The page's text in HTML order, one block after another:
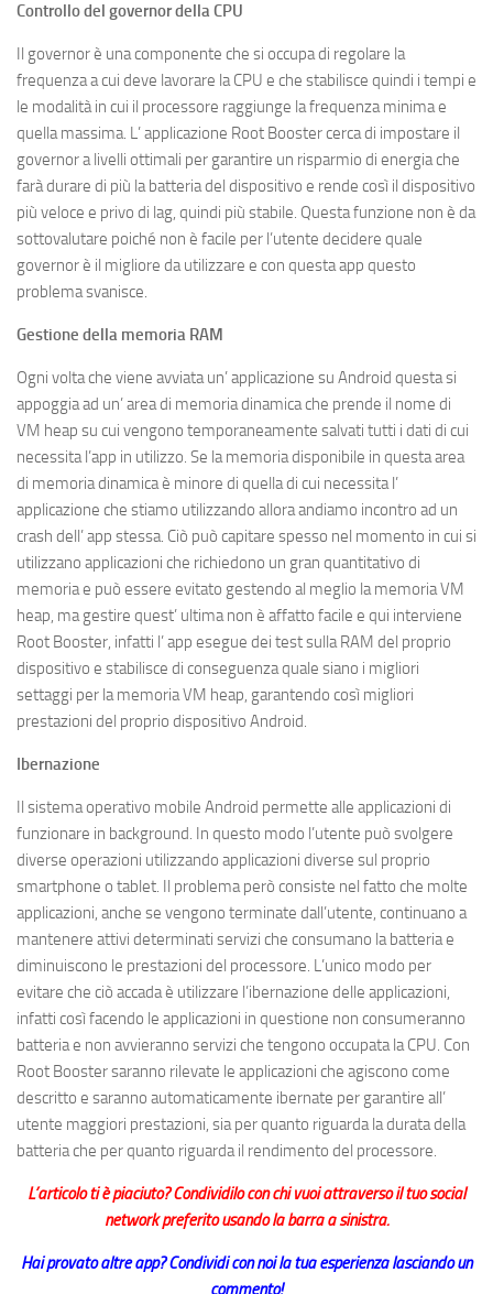
Controllo del governor della CPU
Il governor è una componente che si occupa di regolare la
frequenza a cui deve lavorare la CPU e che stabilisce quindi i tempi e
le modalità in cui il processore raggiunge la frequenza minima e
quella massima. L’ applicazione Root Booster cerca di impostare il
governor a livelli ottimali per garantire un risparmio di energia che
farà durare di più la batteria del dispositivo e rende così il dispositivo
più veloce e privo di lag, quindi più stabile. Questa funzione non è da
sottovalutare poiché non è facile per l’utente decidere quale
governor è il migliore da utilizzare e con questa app questo
problema svanisce.
Gestione della memoria RAM
Ogni volta che viene avviata un’ applicazione su Android questa si
appoggia ad un’ area di memoria dinamica che prende il nome di
VM heap su cui vengono temporaneamente salvati tutti i dati di cui
necessita l’app in utilizzo. Se la memoria disponibile in questa area
di memoria dinamica è minore di quella di cui necessita l’
applicazione che stiamo utilizzando allora andiamo incontro ad un
crash dell’ app stessa. Ciò può capitare spesso nel momento in cui si
utilizzano applicazioni che richiedono un gran quantitativo di
memoria e può essere evitato gestendo al meglio la memoria VM
heap, ma gestire quest’ ultima non è affatto facile e qui interviene
Root Booster, infatti l’ app esegue dei test sulla RAM del proprio
dispositivo e stabilisce di conseguenza quale siano i migliori
settaggi per la memoria VM heap, garantendo così migliori
prestazioni del proprio dispositivo Android.
Ibernazione
Il sistema operativo mobile Android permette alle applicazioni di
funzionare in background. In questo modo l’utente può svolgere
diverse operazioni utilizzando applicazioni diverse sul proprio
smartphone o tablet. Il problema però consiste nel fatto che molte
applicazioni, anche se vengono terminate dall’utente, continuano a
mantenere attivi determinati servizi che consumano la batteria e
diminuiscono le prestazioni del processore. L’unico modo per
evitare che ciò accada è utilizzare l’ibernazione delle applicazioni,
infatti così facendo le applicazioni in questione non consumeranno
batteria e non avvieranno servizi che tengono occupata la CPU. Con
Root Booster saranno rilevate le applicazioni che agiscono come
descritto e saranno automaticamente ibernate per garantire all’
utente maggiori prestazioni, sia per quanto riguarda la durata della
batteria che per quanto riguarda il rendimento del processore.
L’articolo ti è piaciuto? Condividilo con chi vuoi attraverso il tuo social
network preferito usando la barra a sinistra.
Hai provato altre app? Condividi con noi la tua esperienza lasciando un
commento!